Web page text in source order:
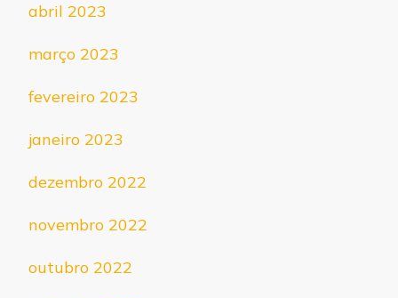
abril 2023
março 2023
fevereiro 2023
janeiro 2023
dezembro 2022
novembro 2022
outubro 2022